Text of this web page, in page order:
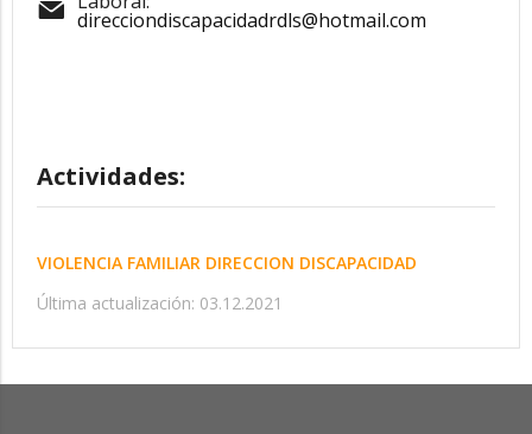
direcciondiscapacidadrdls@hotmail.com
Actividades:
VIOLENCIA FAMILIAR DIRECCION DISCAPACIDAD
Última actualización: 03.12.2021